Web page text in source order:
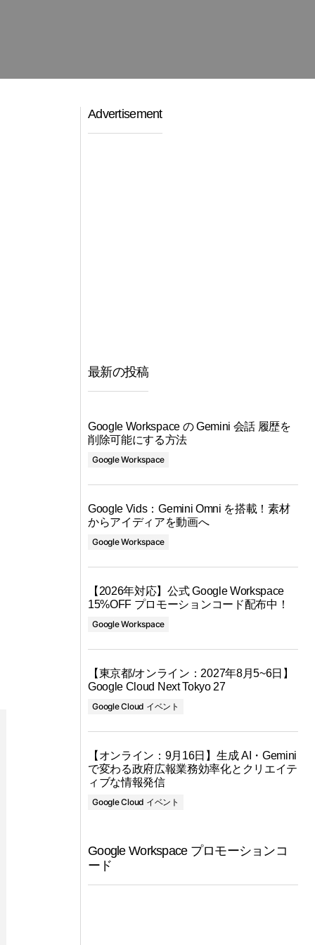
Advertisement
最新の投稿
Google Workspace の Gemini 会話 履歴を
削除可能にする方法
Google Workspace
Google Vids：Gemini Omni を搭載！素材
からアイディアを動画へ
Google Workspace
【2026年対応】公式 Google Workspace
15%OFF プロモーションコード配布中！
Google Workspace
【東京都/オンライン：2027年8月5~6日】
Google Cloud Next Tokyo 27
Google Cloud イベント
【オンライン：9月16日】生成 AI・Gemini
で変わる政府広報業務効率化とクリエイテ
ィブな情報発信
Google Cloud イベント
Google Workspace プロモーションコ
ード